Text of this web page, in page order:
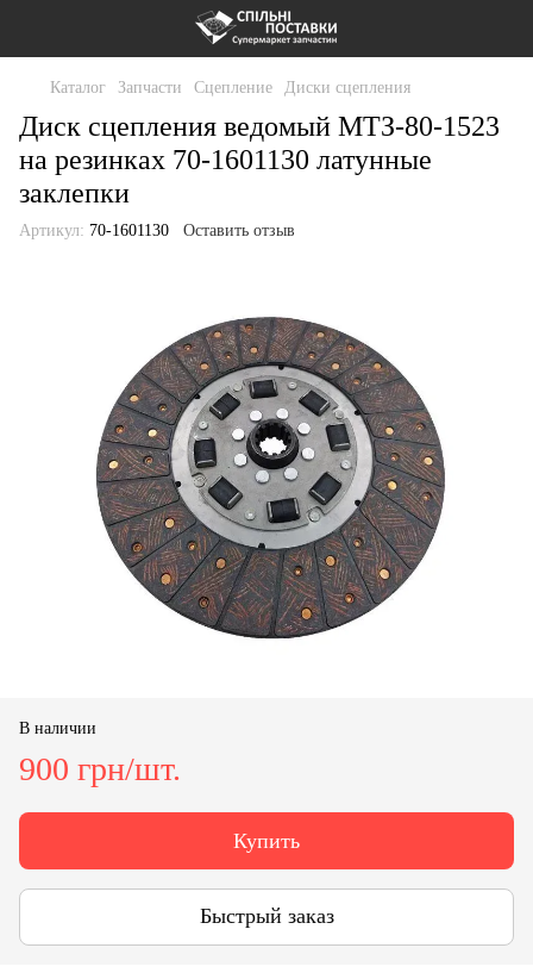
Каталог Запчасти Сцепление Диски сцепления
Диск сцепления ведомый МТЗ-80-1523
на резинках 70-1601130 латунные
заклепки
Артикул: 70-1601130 Оставить отзыв
В наличии
900 грн/шт.
Купить
Быстрый заказ